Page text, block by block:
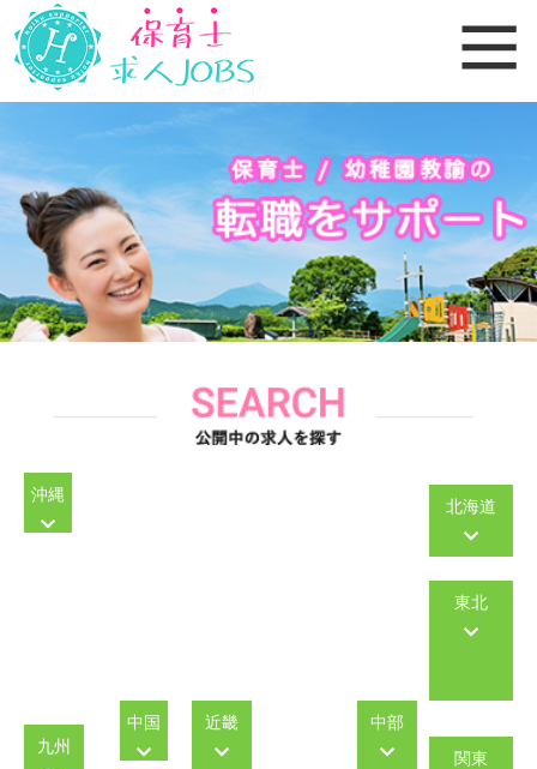
北海道
東北
関東
中部
近畿
中国
九州
沖縄